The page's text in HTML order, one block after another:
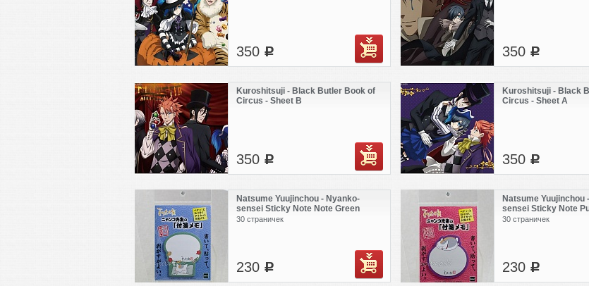
350 c 350 c
Kuroshitsuji - Black Butler Book of
Circus - Sheet B
350 c
Kuroshitsuji - Black
Circus - Sheet A
350 c
Natsume Yuujinchou - Nyanko-
sensei Sticky Note Note Green
30 страничек
230 c
Natsume Yuujinchou
sensei Sticky Note
30 страничек
230 c